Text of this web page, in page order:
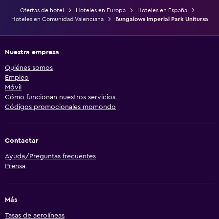
Ofertas de hotel Hoteles en Europa
Hoteles en España
Hoteles en Comunidad Valenciana
Bungalows Imperial Park Unitursa
Nuestra empresa
Quiénes somos
Empleo
Móvil
Cómo funcionan nuestros servicios
Códigos promocionales momondo
Contactar
Ayuda/Preguntas frecuentes
Prensa
Más
Tasas de aerolíneas